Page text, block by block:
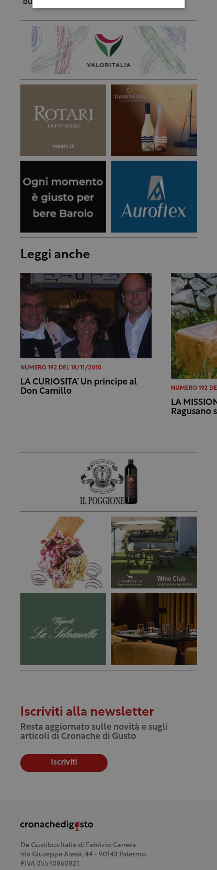
Buon baccalà a tutti!
Leggi anche
NUMERO 192 DEL 18/11/2010
LA CURIOSITA’ Un principe al
Don Camillo
NUMERO 192
LA
Ragusano
Iscriviti alla newsletter
Resta aggiornato sulle novità e sugli
articoli di Cronache di Gusto
Iscriviti
De Gustibus Italia di Fabrizio Carrera
Via Giuseppe Alessi, 44 - 90143 Palermo
P.IVA 05540860821